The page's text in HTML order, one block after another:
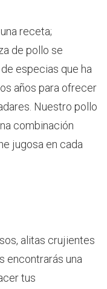
receta;
de pollo se
especias que ha
años para ofrecer
Nuestro pollo
combinación
jugosa en cada
alitas crujientes
encontrarás una
tus